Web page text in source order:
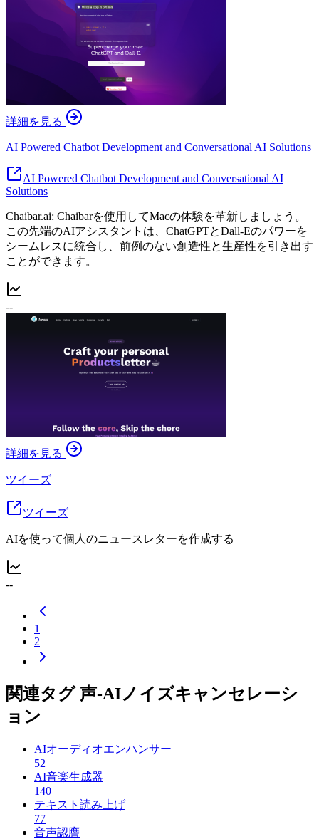
詳細を見る
AI Powered Chatbot Development and Conversational AI Solutions
AI Powered Chatbot Development and Conversational AI
Solutions
Chaibar.ai: Chaibarを使用してMacの体験を革新しましょう。
この先端のAIアシスタントは、ChatGPTとDall-Eのパワーを
シームレスに統合し、前例のない創造性と生産性を引き出す
ことができます。
--
詳細を見る
ツイーズ
ツイーズ
AIを使って個人のニュースレターを作成する
--
1
2
関連タグ 声-AIノイズキャンセレーシ
ョン
AIオーディオエンハンサー
52
AI音楽生成器
140
テキスト読み上げ
77
音声認譍